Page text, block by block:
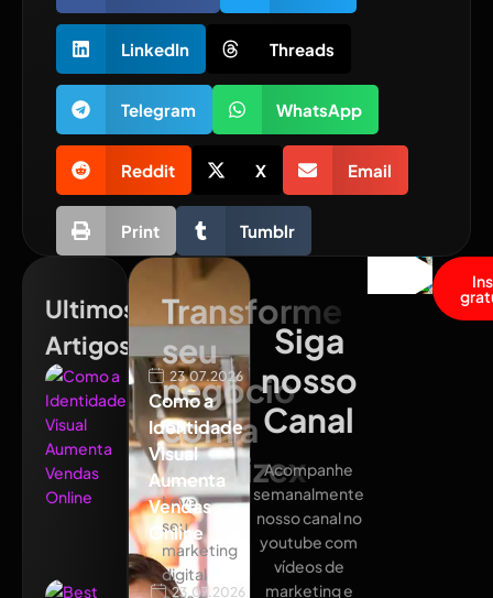
Ultimos
Artigos
23.07.2026
Como a
Identidade
Visual
Aumenta
Vendas
Online
23.07.2026
Transforme
seu
negócio
com a
Atualizex
Leve
seu
marketing
digital
Siga
nosso
Canal
Acompanhe
semanalmente
nosso canal no
youtube com
vídeos de
marketing e
LinkedIn Threads
Telegram WhatsApp
Reddit X Email
Print Tumblr